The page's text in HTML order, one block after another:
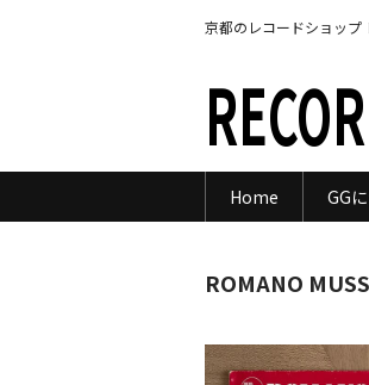
京都のレコードショップ
Home GG
ROMANO